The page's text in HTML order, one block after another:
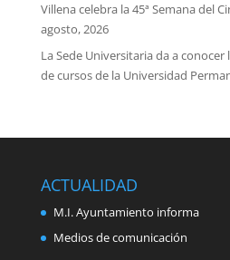
Villena celebra la 45ª Semana del
agosto, 2026
La Sede Universitaria da a
de cursos de la Universidad
ACTUALIDAD
M.I. Ayuntamiento informa
Medios de comunicación